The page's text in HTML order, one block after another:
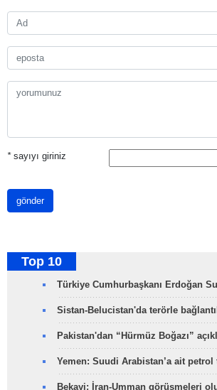
*sayıyı giriniz
gönder
Top 10
Türkiye Cumhurbaşkanı Erdoğan
Sistan-Belucistan'da terörle
Pakistan'dan “Hürmüz Boğazı”
Yemen: Suudi Arabistan’a ait
Bekayi: İran-Umman görüşmeleri